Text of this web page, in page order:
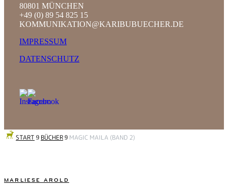
80801 MÜNCHEN
+49 (0) 89 54 825 15
KOMMUNIKATION@KARIBUBUECHER.DE
IMPRESSUM
DATENSCHUTZ
START 9 BÜCHER 9 MAGIC MAILA (BAND 2)
MARLIESE AROLD